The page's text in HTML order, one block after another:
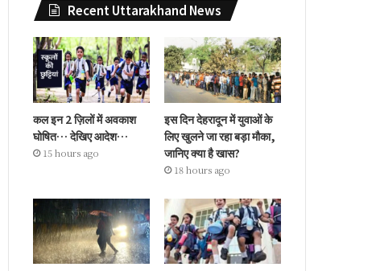
Recent Uttarakhand News
कल इन 2 ज़िलों में अवकाश
घोषित… देखिए आदेश…
15 hours ago
इस दिन देहरादून में युवाओं के
लिए खुलने जा रहा बड़ा मौका,
जानिए क्या है खास?
18 hours ago